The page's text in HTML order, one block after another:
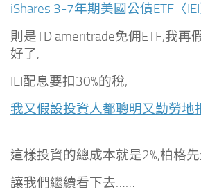
iShares 3-7年期美國公債ETF〈IEI
則是TD ameritrade免佣ETF,我再
好了,
IEI配息要扣30%的稅,
我又假設投資人都聰明又勤勞地
這樣投資的總成本就是2%,柏格
讓我們繼續看下去……